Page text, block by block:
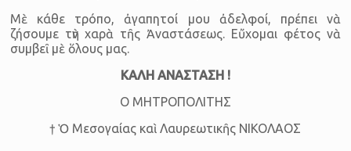
Μὲ κάθε τρόπο, ἀγαπητοί μου ἀδελφοί, πρέπει νὰ
ζήσουμε τὴν χαρὰ τῆς Ἀναστάσεως. Εὔχομαι φέτος νὰ
συμβεῖ μὲ ὅλους μας.
ΚΑΛΗ ΑΝΑΣΤΑΣΗ !
Ο ΜΗΤΡΟΠΟΛΙΤΗΣ
† Ὁ Μεσογαίας καὶ Λαυρεωτικῆς ΝΙΚΟΛΑΟΣ